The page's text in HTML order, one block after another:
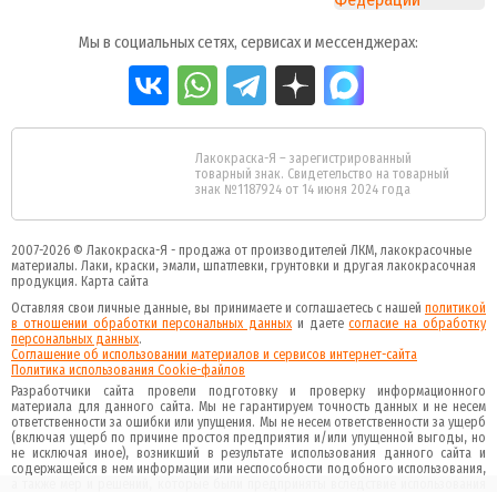
Мы в социальных сетях, сервисах и мессенджерах:
Лакокраска-Я – зарегистрированный
товарный знак. Свидетельство на товарный
знак №1187924 от 14 июня 2024 года
2007-2026 © Лакокраска-Я - продажа от производителей ЛКМ, лакокрасочные
материалы. Лаки, краски, эмали, шпатлевки, грунтовки и другая лакокрасочная
продукция. Карта сайта
Оставляя свои личные данные, вы принимаете и соглашаетесь с нашей политикой
в отношении обработки персональных данных и даетеcогласие на обработку
персональных данных.
Соглашение об использовании материалов и сервисов интернет-сайта
Политика использования Cookie-файлов
Разработчики сайта провели подготовку и проверку информационного
материала для данного сайта. Мы не гарантируем точность данных и не несем
ответственности за ошибки или упущения. Мы не несем ответственности за ущерб
(включая ущерб по причине простоя предприятия и/или упущенной выгоды, но
не исключая иное), возникший в результате использования данного сайта и
содержащейся в нем информации или неспособности подобного использования,